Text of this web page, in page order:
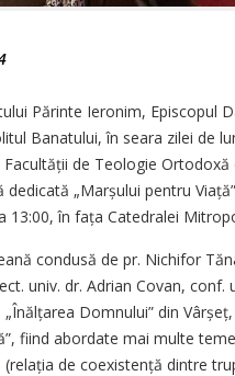
Părinte Ieronim, Episcopul
Banatului, în seara zilei de
de Teologie
„Marșului pentru
13:00, în fața Catedralei
condusă de pr. Nichifor
univ. dr. Adrian Covan,
Domnului” din
fiind abordate mai multe
de coexistență dintre